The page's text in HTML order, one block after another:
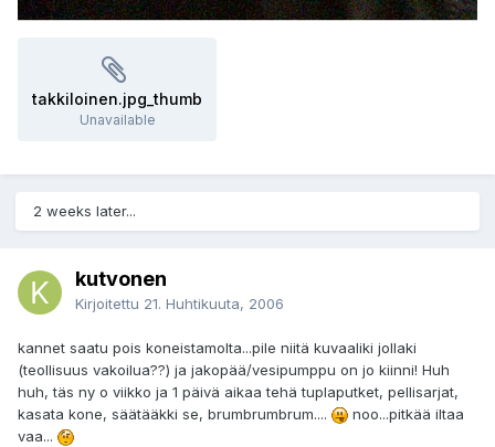
takkiloinen.jpg_thumb
Unavailable
2 weeks later...
kutvonen
Kirjoitettu 21. Huhtikuuta, 2006
kannet saatu pois koneistamolta...pile niitä kuvaaliki jollaki
(teollisuus vakoilua??) ja jakopää/vesipumppu on jo kiinni! Huh
huh, täs ny o viikko ja 1 päivä aikaa tehä tuplaputket, pellisarjat,
kasata kone, säätääkki se, brumbrumbrum....
noo...pitkää iltaa
vaa...